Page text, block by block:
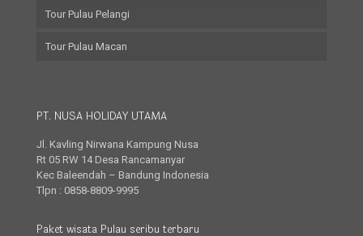
Tour Pulau Pelangi
Tour Pulau Macan
PT. NUSA HOLIDAY UTAMA
Jl. Kavling Nirwana Kampung Nusa
Rt 05 RW 14 Desa Rancamanyar
Kec Baleendah – Bandung Indonesia
Tlpn : 0858-8809-9995
Paket wisata Pulau seribu terbaru